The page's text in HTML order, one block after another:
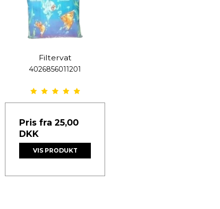
Filtervat
4026856011201
Pris fra 25,00
DKK
VIS PRODUKT